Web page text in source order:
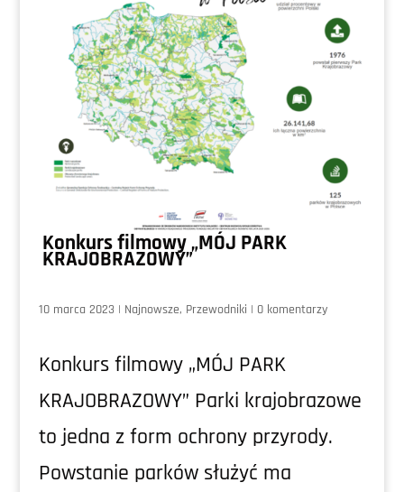
Konkurs filmowy „MÓJ PARK
KRAJOBRAZOWY”
10 marca 2023 | Najnowsze, Przewodniki | 0 komentarzy
Konkurs filmowy „MÓJ PARK
KRAJOBRAZOWY” Parki krajobrazowe
to jedna z form ochrony przyrody.
Powstanie parków służyć ma